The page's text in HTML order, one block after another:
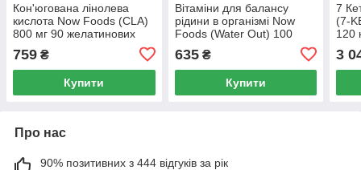
Кон'югована лінолева
кислота Now Foods (CLA)
800 мг 90 желатинових
759 ₴
Купити
Вітаміни для балансу
рідини в організмі Now
Foods (Water Out) 100
635₴
Купити
7
(7-
120
3
Про нас
90% позитивних з 444 відгуків за рік